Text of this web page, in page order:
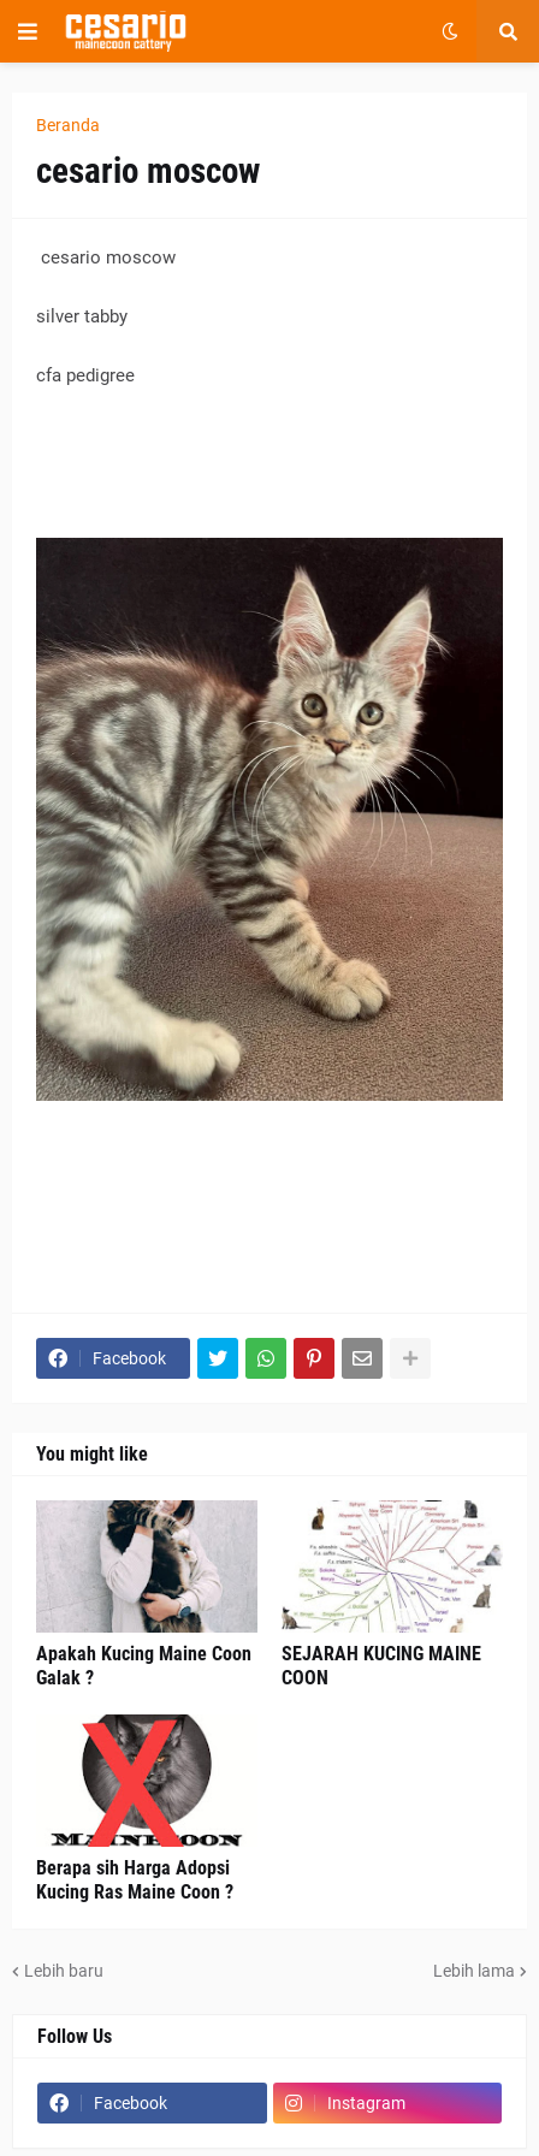
Beranda
cesario moscow
cesario moscow
silver tabby
cfa pedigree
Facebook
You might like
Apakah Kucing Maine Coon
Galak ?
SEJARAH KUCING MAINE
COON
Berapa sih Harga Adopsi
Kucing Ras Maine Coon ?
Lebih baru Lebih lama
Follow Us
Facebook Instagram